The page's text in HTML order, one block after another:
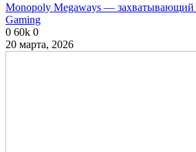
Monopoly Megaways — захватывающий
Gaming
0 60k 0
20 марта, 2026